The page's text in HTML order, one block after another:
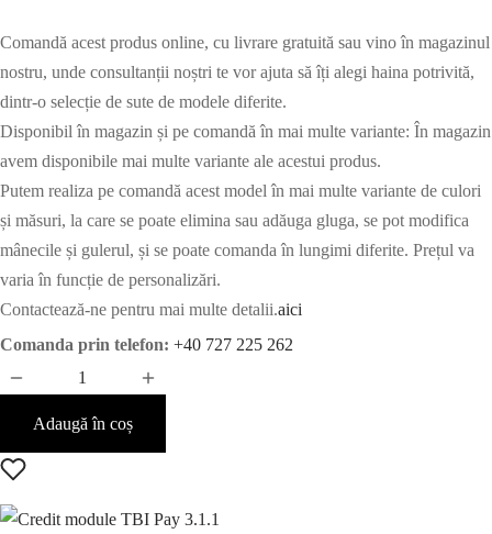
Comandă acest produs online, cu livrare gratuită sau vino în magazinul
nostru, unde consultanții noștri te vor ajuta să îți alegi haina potrivită,
dintr-o selecție de sute de modele diferite.
Disponibil în magazin și pe comandă în mai multe variante: În magazin
avem disponibile mai multe variante ale acestui produs.
Putem realiza pe comandă acest model în mai multe variante de culori
și măsuri, la care se poate elimina sau adăuga gluga, se pot modifica
mânecile și gulerul, și se poate comanda în lungimi diferite. Prețul va
varia în funcție de personalizări.
Contactează-ne pentru mai multe detalii.aici
Comanda prin telefon: +40 727 225 262
Adaugă în coș